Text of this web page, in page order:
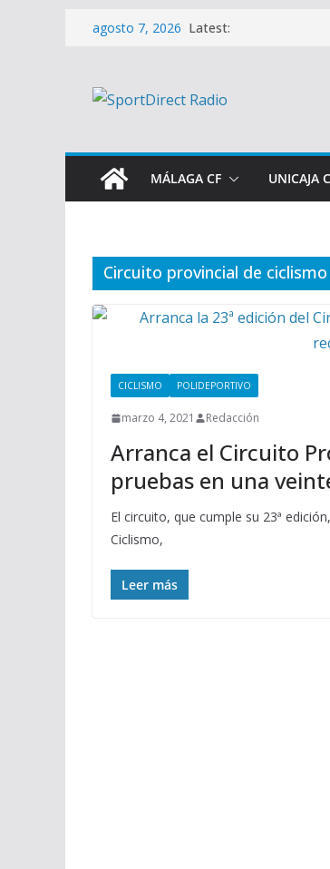
Saltaragosto 7, 2026 Latest:
MÁLAGA CF UNICAJA
Circuito provincial de ciclismo
CICLISMO POLIDEPORTIVO
marzo 4, 2021 Redacción
Arranca el Circuito
pruebas en una
El circuito, que cumple su 23ª
Ciclismo,
Leer más